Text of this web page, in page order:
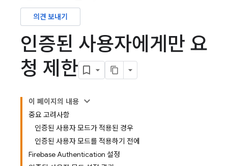
의견 보내기
인증된 사용자에게만 요
청 제한
이 페이지의 내용
중요 고려사항
인증된 사용자 모드가 적용된 경우
인증된 사용자 모드를 적용하기 전에
Firebase Authentication 설정